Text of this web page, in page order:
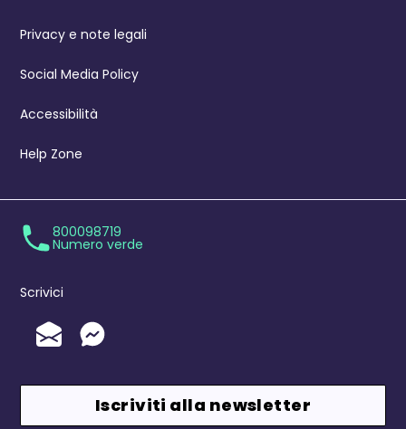
Privacy e note legali
Social Media Policy
Accessibilità
Help Zone
800098719
Numero verde
Scrivici
Invia un'Email
Messenger
Iscriviti alla newsletter